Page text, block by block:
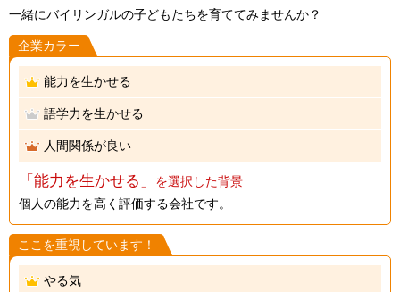
一緒にバイリンガルの子どもたちを育ててみませんか？
企業カラー
能力を生かせる
語学力を生かせる
人間関係が良い
「能力を生かせる」
を選択した背景
個人の能力を高く評価する会社です。
ここを重視しています！
やる気